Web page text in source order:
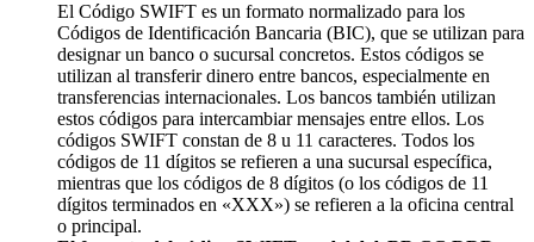
El Código SWIFT es un formato normalizado para los
Códigos de Identificación Bancaria (BIC), que se utilizan para
designar un banco o sucursal concretos. Estos códigos se
utilizan al transferir dinero entre bancos, especialmente en
transferencias internacionales. Los bancos también utilizan
estos códigos para intercambiar mensajes entre ellos. Los
códigos SWIFT constan de 8 u 11 caracteres. Todos los
códigos de 11 dígitos se refieren a una sucursal específica,
mientras que los códigos de 8 dígitos (o los códigos de 11
dígitos terminados en «XXX») se refieren a la oficina central
o principal.